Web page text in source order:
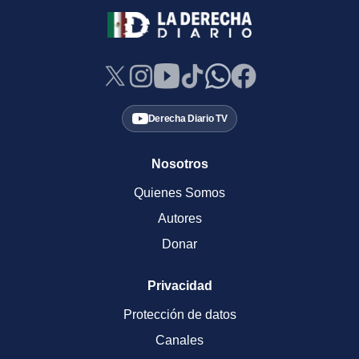
Derecha Diario TV
Nosotros
Quienes Somos
Autores
Donar
Privacidad
Protección de datos
Canales